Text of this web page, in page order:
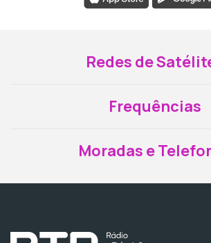
Redes de
Frequências
Moradas e